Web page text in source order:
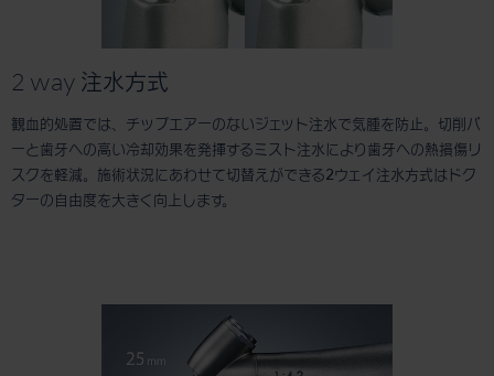
2 way 注水方式
観血的処置では、チップエアーのないジェット注水で気腫を防止。切削バ
ーと歯牙への高い冷却効果を発揮するミスト注水により歯牙への熱損傷リ
スクを軽減。施術状況にあわせて切替えができる2ウェイ注水方式はドク
ターの自由度を大きく向上します。